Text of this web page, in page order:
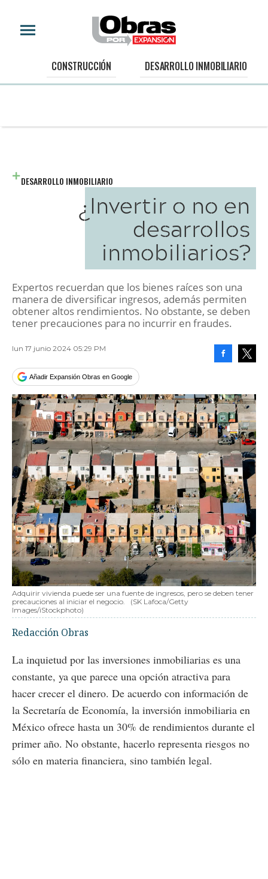
CONSTRUCCIÓN DESARROLLO INMOBILIARIO
DESARROLLO INMOBILIARIO
¿Invertir o no en
desarrollos
inmobiliarios?
Expertos recuerdan que los bienes raíces son una
manera de diversificar ingresos, además permiten
obtener altos rendimientos. No obstante, se deben
tener precauciones para no incurrir en fraudes.
lun 17 junio 2024 05:29 PM
Añadir Expansión Obras en Google
Adquirir vivienda puede ser una fuente de ingresos, pero se deben tener
precauciones al iniciar el negocio.
(SK Lafoca/Getty
Images/iStockphoto)
Redacción Obras
La inquietud por las inversiones inmobiliarias es una
constante, ya que parece una opción atractiva para
hacer crecer el dinero. De acuerdo con información de
la Secretaría de Economía, la inversión inmobiliaria en
México ofrece hasta un 30% de rendimientos durante el
primer año. No obstante, hacerlo representa riesgos no
sólo en materia financiera, sino también legal.